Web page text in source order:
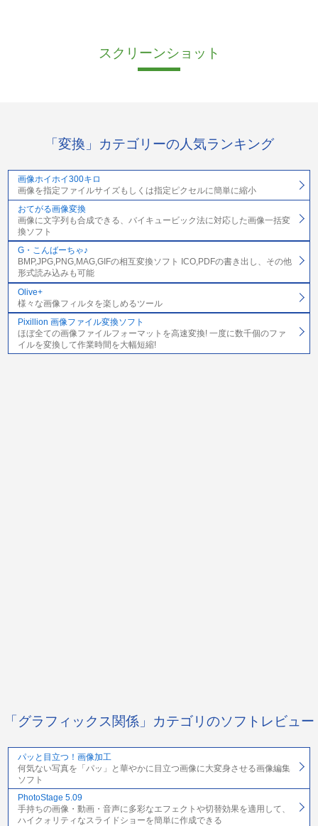
スクリーンショット
「変換」カテゴリーの人気ランキング
画像ホイホイ300キロ
画像を指定ファイルサイズもしくは指定ピクセルに簡単に縮小
おてがる画像変換
画像に文字列も合成できる、バイキュービック法に対応した画像一括変
換ソフト
G・こんばーちゃ♪
BMP,JPG,PNG,MAG,GIFの相互変換ソフト ICO,PDFの書き出し、その他
形式読み込みも可能
Olive+
様々な画像フィルタを楽しめるツール
Pixillion 画像ファイル変換ソフト
ほぼ全ての画像ファイルフォーマットを高速変換! 一度に数千個のファ
イルを変換して作業時間を大幅短縮!
「グラフィックス関係」カテゴリのソフトレビュー
パッと目立つ！画像加工
何気ない写真を「パッ」と華やかに目立つ画像に大変身させる画像編集
ソフト
PhotoStage 5.09
手持ちの画像・動画・音声に多彩なエフェクトや切替効果を適用して、
ハイクォリティなスライドショーを簡単に作成できる